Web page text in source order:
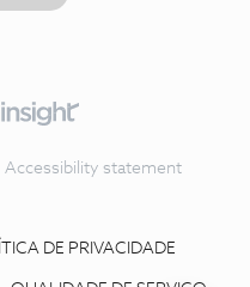
Accessibility statement
DE PRIVACIDADE